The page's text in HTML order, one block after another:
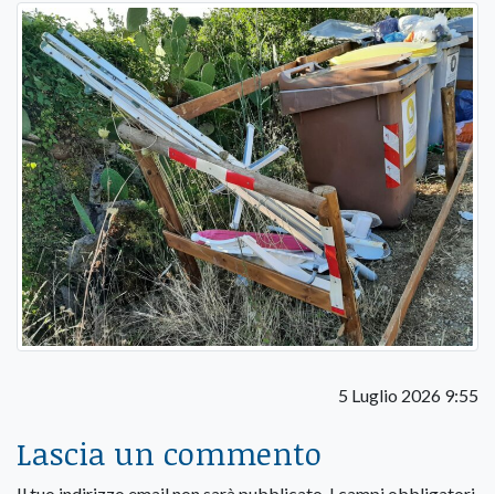
5 Luglio 2026 9:55
Lascia un commento